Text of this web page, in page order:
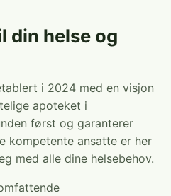
din helse og
i 2024 med en visjon
apoteket i
først og garanterer
kompetente ansatte er her
med alle dine helsebehov.